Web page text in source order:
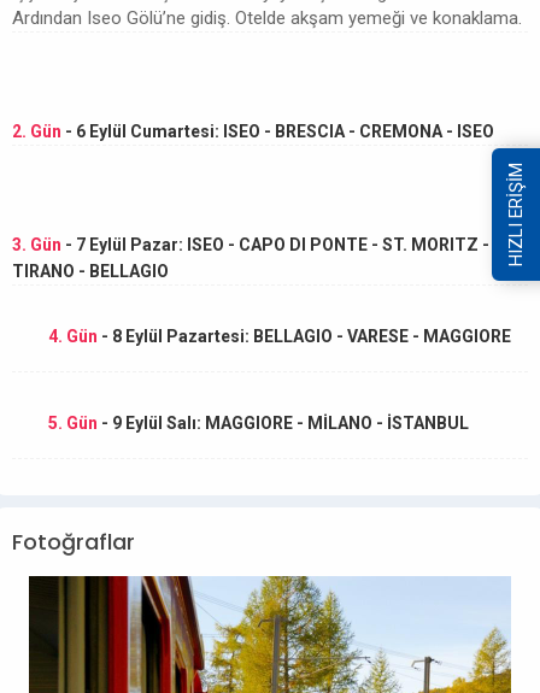
Ardından Iseo Gölü’ne gidiş. Otelde akşam yemeği ve konaklama.
2. Gün - 6 Eylül Cumartesi: ISEO - BRESCIA - CREMONA - ISEO
3. Gün - 7 Eylül Pazar: ISEO - CAPO DI PONTE - ST. MORITZ -
TIRANO - BELLAGIO
4. Gün - 8 Eylül Pazartesi: BELLAGIO - VARESE - MAGGIORE
5. Gün - 9 Eylül Salı: MAGGIORE - MİLANO - İSTANBUL
Fotoğraflar
HIZLI ERİŞİM